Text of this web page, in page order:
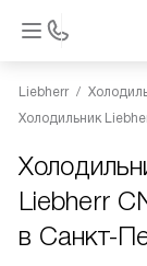
Liebherr
Холодильник
Liebherr
в Санкт-